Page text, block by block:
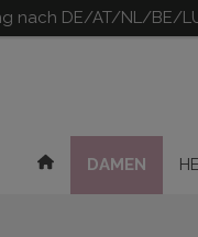
nach DE/AT/NL/BE/
DAMEN